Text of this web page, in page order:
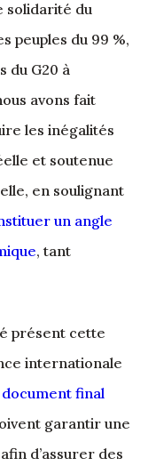
solidarité du
peuples du 99 %,
du G20 à
avons fait
les inégalités
et soutenue
en soulignant
un angle
, tant
présent cette
internationale
document final
garantir une
d’assurer des